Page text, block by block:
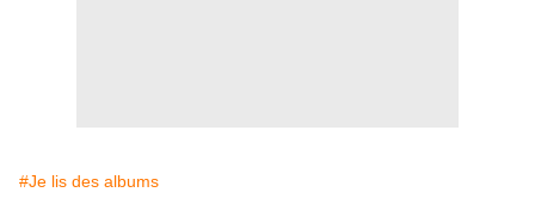
#Je lis des albums